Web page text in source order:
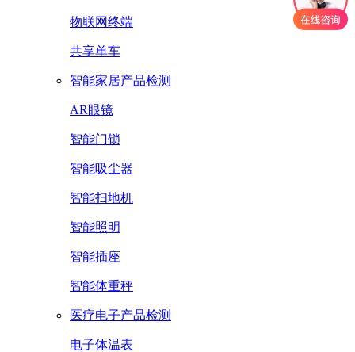
物联网终端
共享单车
智能家居产品检测
AR眼镜
智能门锁
智能吸尘器
智能扫地机
智能照明
智能插座
智能体重秤
医疗电子产品检测
电子体温表